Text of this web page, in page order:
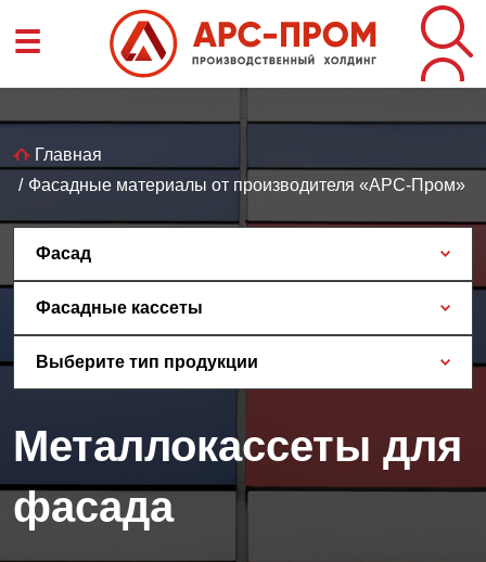
☰
Строка
навигации
Главная
Фасадные материалы от производителя «АРС-Пром»
Фасад
Фасадные кассеты
Выберите тип продукции
Металлокассеты для
фасада